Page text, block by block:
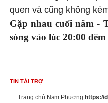
quen và cũng không
Gặp nhau cuối năm -
sóng vào lúc 20:00 đêm
TIN TÀI TRỢ
Trang chủ Nam Phương https://